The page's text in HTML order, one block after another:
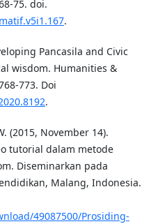
75. doi.
.
Pancasila and Civic
wisdom. Humanities &
773. Doi
.
(2015, November 14).
tutorial dalam metode
Diseminarkan pada
Malang, Indonesia.
49087500/Prosiding-